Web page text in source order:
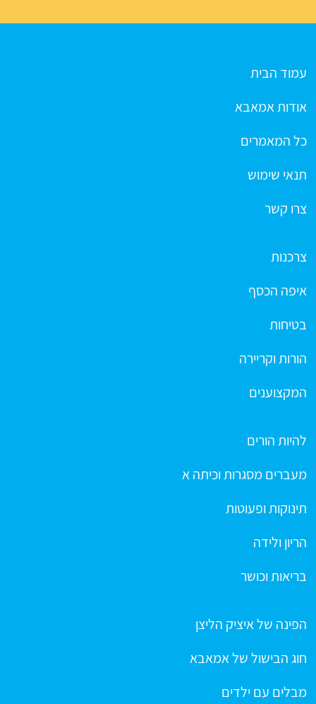
עמוד הבית
אודות אמאבא
כל המאמרים
תנאי שימוש
צרו קשר
צרכנות
איפה הכסף
בטיחות
הורות וקריירה
המקצוענים
להיות הורים
מעברים מסגרות וכיתה א
תינוקות ופעוטות
הריון ולידה
בריאות וכושר
הפינה של איציק הליצן
חוג הבישול של אמאבא
מבלים עם ילדים